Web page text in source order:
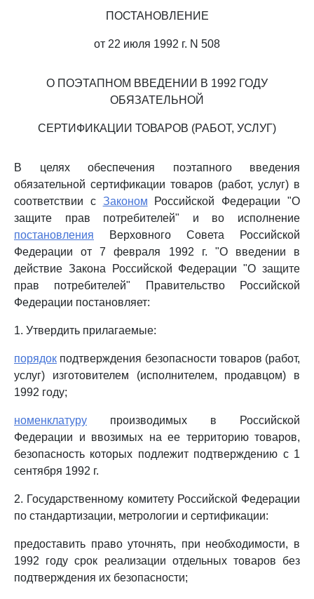
ПОСТАНОВЛЕНИЕ
от 22 июля 1992 г. N 508
О ПОЭТАПНОМ ВВЕДЕНИИ В 1992 ГОДУ
ОБЯЗАТЕЛЬНОЙ
СЕРТИФИКАЦИИ ТОВАРОВ (РАБОТ, УСЛУГ)
В целях обеспечения поэтапного введения
обязательной сертификации товаров (работ, услуг) в
соответствии с Законом Российской Федерации "О
защите прав потребителей" и во исполнение
постановления Верховного Совета Российской
Федерации от 7 февраля 1992 г. "О введении в
действие Закона Российской Федерации "О защите
прав потребителей" Правительство Российской
Федерации постановляет:
1. Утвердить прилагаемые:
порядок подтверждения безопасности товаров (работ,
услуг) изготовителем (исполнителем, продавцом) в
1992 году;
номенклатуру производимых в Российской
Федерации и ввозимых на ее территорию товаров,
безопасность которых подлежит подтверждению с 1
сентября 1992 г.
2. Государственному комитету Российской Федерации
по стандартизации, метрологии и сертификации:
предоставить право уточнять, при необходимости, в
1992 году срок реализации отдельных товаров без
подтверждения их безопасности;